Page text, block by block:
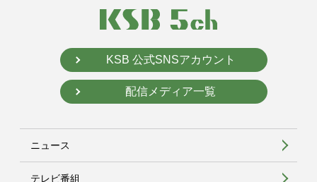
KSB 公式SNSアカウント
配信メディア一覧
ニュース
テレビ番組